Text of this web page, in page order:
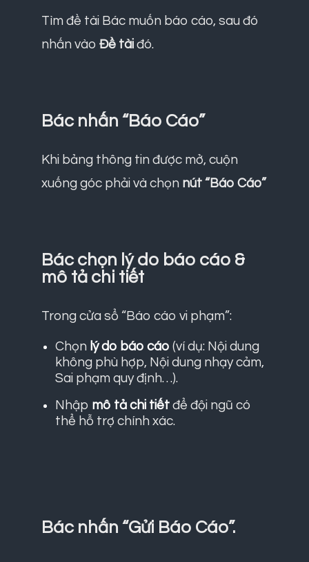
Tìm đề tài Bác muốn báo cáo, sau đó
nhấn vào Đề tài đó.
Bác nhấn “Báo Cáo”
Khi bảng thông tin được mở, cuộn
xuống góc phải và chọn nút “Báo Cáo”
Bác chọn lý do báo cáo &
mô tả chi tiết
Trong cửa sổ “Báo cáo vi phạm”:
Chọn lý do báo cáo (ví dụ: Nội dung
không phù hợp, Nội dung nhạy cảm,
Sai phạm quy định…).
Nhập mô tả chi tiết để đội ngũ có
thể hỗ trợ chính xác.
Bác nhấn “Gửi Báo Cáo”.